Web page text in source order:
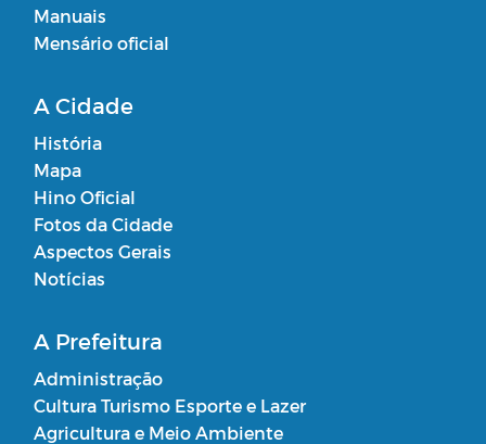
Manuais
Mensário oficial
A Cidade
História
Mapa
Hino Oficial
Fotos da Cidade
Aspectos Gerais
Notícias
A Prefeitura
Administração
Cultura Turismo Esporte e Lazer
Agricultura e Meio Ambiente